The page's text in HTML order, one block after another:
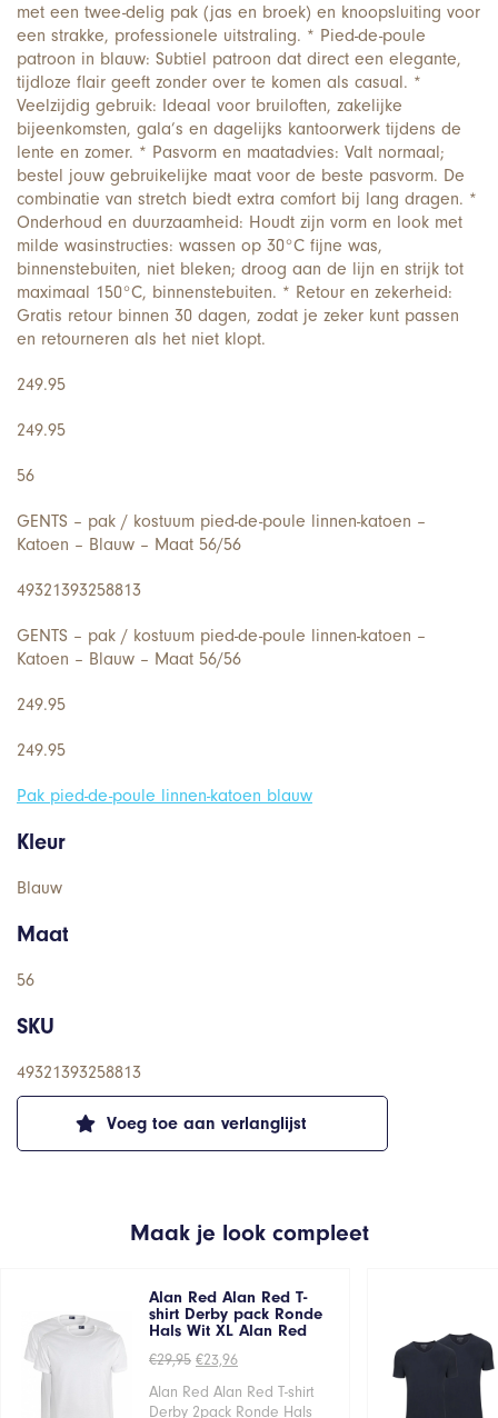
Voeg toe aan verlanglijst
met een twee-delig pak (jas en broek) en knoopsluiting voor
een strakke, professionele uitstraling. * Pied-de-poule
patroon in blauw: Subtiel patroon dat direct een elegante,
tijdloze flair geeft zonder over te komen als casual. *
Veelzijdig gebruik: Ideaal voor bruiloften, zakelijke
bijeenkomsten, gala’s en dagelijks kantoorwerk tijdens de
lente en zomer. * Pasvorm en maatadvies: Valt normaal;
bestel jouw gebruikelijke maat voor de beste pasvorm. De
combinatie van stretch biedt extra comfort bij lang dragen. *
Onderhoud en duurzaamheid: Houdt zijn vorm en look met
milde wasinstructies: wassen op 30°C fijne was,
binnenstebuiten, niet bleken; droog aan de lijn en strijk tot
maximaal 150°C, binnenstebuiten. * Retour en zekerheid:
Gratis retour binnen 30 dagen, zodat je zeker kunt passen
en retourneren als het niet klopt.
249.95
249.95
56
GENTS – pak / kostuum pied-de-poule linnen-katoen –
Katoen – Blauw – Maat 56/56
49321393258813
GENTS – pak / kostuum pied-de-poule linnen-katoen –
Katoen – Blauw – Maat 56/56
249.95
249.95
Pak pied-de-poule linnen-katoen blauw
Kleur
Blauw
Maat
56
SKU
49321393258813
Maak je look compleet
Alan Red Alan Red T-
shirt Derby pack Ronde
Hals Wit XL Alan Red
€29,95 Oorspronkelijke
was:
€29,95.
€23,96Huidige
is:
€23,96.
Alan Red Alan Red T-shirt
Derby 2pack Ronde Hals